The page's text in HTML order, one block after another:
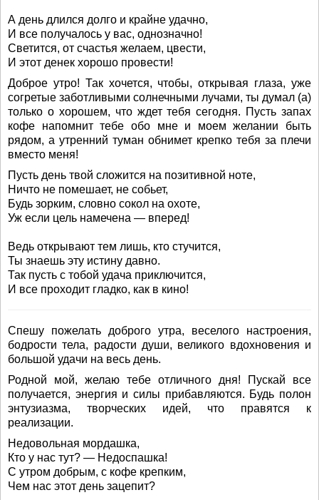
А день длился долго и крайне удачно,
И все получалось у вас, однозначно!
Светится, от счастья желаем, цвести,
И этот денек хорошо провести!
Доброе утро! Так хочется, чтобы, открывая глаза, уже
согретые заботливыми солнечными лучами, ты думал (а)
только о хорошем, что ждет тебя сегодня. Пусть запах
кофе напомнит тебе обо мне и моем желании быть
рядом, а утренний туман обнимет крепко тебя за плечи
вместо меня!
Пусть день твой сложится на позитивной ноте,
Ничто не помешает, не собьет,
Будь зорким, словно сокол на охоте,
Уж если цель намечена — вперед!
Ведь открывают тем лишь, кто стучится,
Ты знаешь эту истину давно.
Так пусть с тобой удача приключится,
И все проходит гладко, как в кино!
Спешу пожелать доброго утра, веселого настроения,
бодрости тела, радости души, великого вдохновения и
большой удачи на весь день.
Родной мой, желаю тебе отличного дня! Пускай все
получается, энергия и силы прибавляются. Будь полон
энтузиазма, творческих идей, что правятся к
реализации.
Недовольная мордашка,
Кто у нас тут? — Недоспашка!
С утром добрым, с кофе крепким,
Чем нас этот день зацепит?